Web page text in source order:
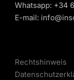
Whatsapp: +34
E-mail:
Rechtshinweis